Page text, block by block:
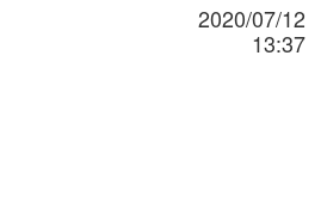
2020/07/12
13:37